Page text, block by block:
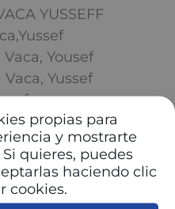
propias para
y mostrarte
quieres, puedes
haciendo clic
cookies.
YUSSEFF
Yousef
Yussef